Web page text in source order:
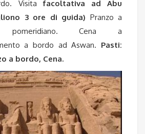
Visitafacoltativa ad Abu
3 ore di guida) Pranzo a
Cena a
a bordo ad Aswan. Pasti:
a bordo, Cena.